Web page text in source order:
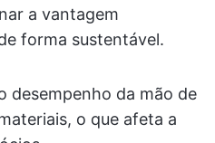
a vantagem
forma sustentável.
desempenho da mão de
o que afeta a